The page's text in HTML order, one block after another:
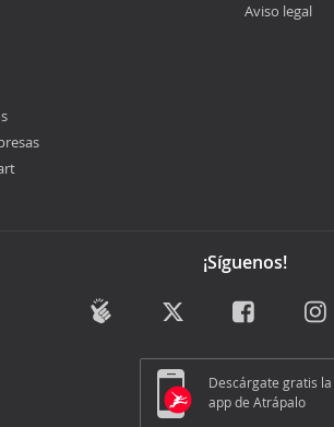
Aviso legal
¡Síguenos!
Descárgate gratis la
app de Atrápalo